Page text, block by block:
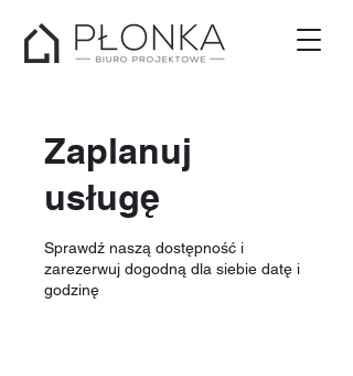
Zaplanuj
usługę
Sprawdź naszą dostępność i
zarezerwuj dogodną dla siebie datę i
godzinę